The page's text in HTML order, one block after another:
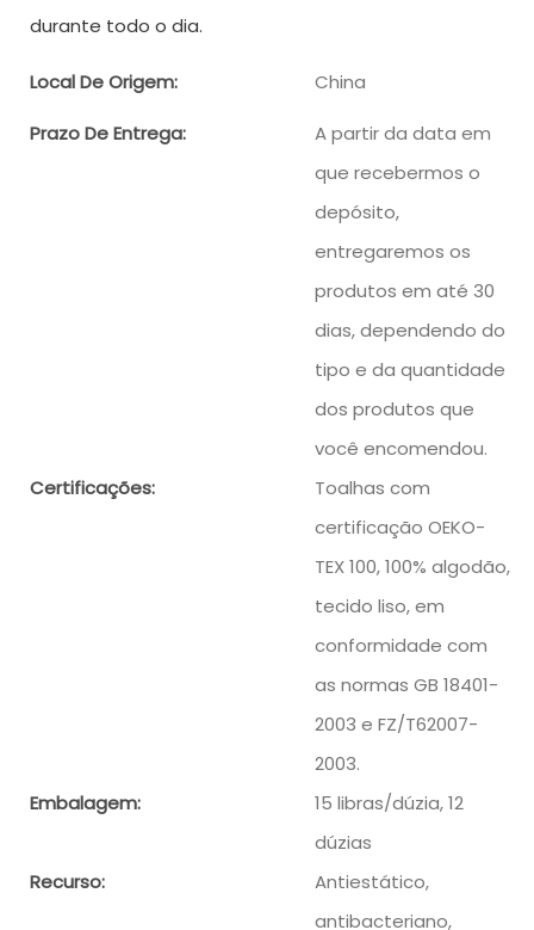
durante todo o dia.
Local De Origem: China
Prazo De Entrega:
A partir da data em
que recebermos o
depósito,
entregaremos os
produtos em até 30
dias, dependendo do
tipo e da quantidade
dos produtos que
você encomendou.
Certificações:
Toalhas com
certificação OEKO-
TEX 100, 100% algodão,
tecido liso, em
conformidade com
as normas GB 18401-
2003 e FZ/T62007-
2003.
Embalagem:
15 libras/dúzia, 12
dúzias
Recurso:
Antiestático,
antibacteriano,